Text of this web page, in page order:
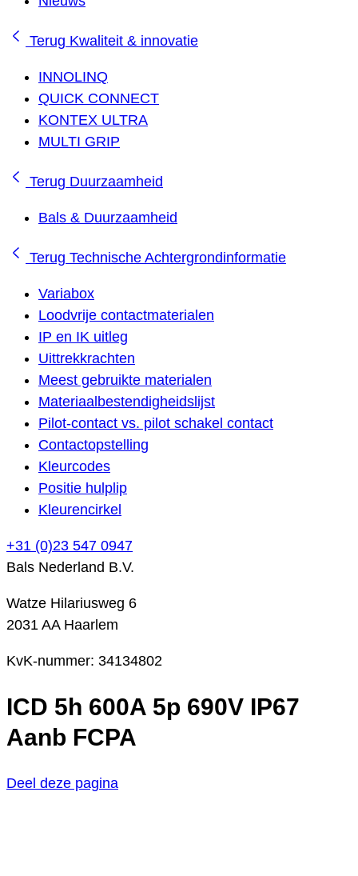
Terug Kwaliteit & innovatie
INNOLINQ
QUICK CONNECT
KONTEX ULTRA
MULTI GRIP
Terug Duurzaamheid
Bals & Duurzaamheid
Terug Technische Achtergrondinformatie
Variabox
Loodvrije contactmaterialen
IP en IK uitleg
Uittrekkrachten
Meest gebruikte materialen
Materiaalbestendigheidslijst
Pilot-contact vs. pilot schakel contact
Contactopstelling
Kleurcodes
Positie hulplip
Kleurencirkel
+31 (0)23 547 0947
Bals Nederland B.V.
Watze Hilariusweg 6
2031 AA Haarlem
KvK-nummer: 34134802
ICD 5h 600A 5p 690V IP67
Aanb FCPA
Deel deze pagina